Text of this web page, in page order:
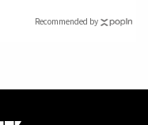
Recommended by